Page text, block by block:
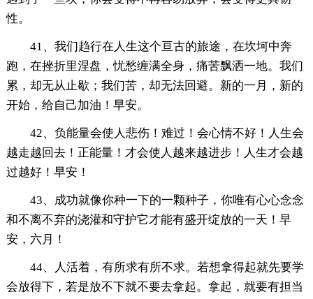
性。
41、我们趋行在人生这个亘古的旅途，在坎坷中奔
跑，在挫折里涅盘，忧愁缠满全身，痛苦飘洒一地。我们
累，却无从止歇；我们苦，却无法回避。新的一月，新的
开始，给自己加油！早安。
42、负能量会使人悲伤！难过！会心情不好！人生会
越走越回去！正能量！才会使人越来越进步！人生才会越
过越好！早安！
43、成功就像你种一下的一颗种子，你唯有心心念念
和不离不弃的浇灌和守护它才能有盛开绽放的一天！早
安，六月！
44、人活着，有所求有所不求。若想拿得起就先要学
会放得下，若是放不下就不要去拿起。拿起，就要有担当